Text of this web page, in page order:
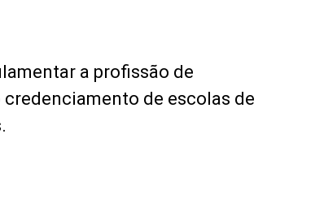
a profissão de
de escolas de